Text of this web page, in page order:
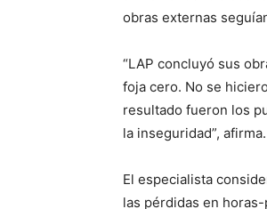
obras externas
“LAP concluyó sus
foja cero. No se
resultado fueron los
la inseguridad”, afirma.
El especialista
las pérdidas en